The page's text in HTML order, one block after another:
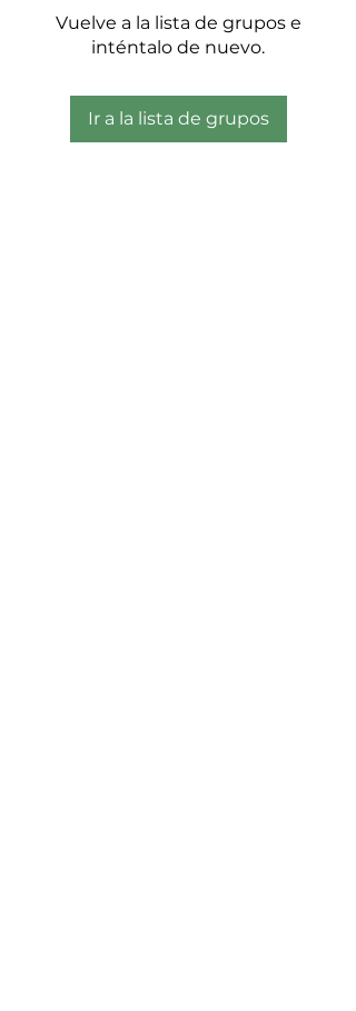
Vuelve a la lista de grupos e
inténtalo de nuevo.
Ir a la lista de grupos